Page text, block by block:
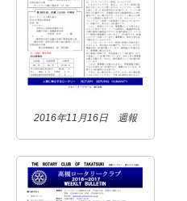
2016年11月16日 週報